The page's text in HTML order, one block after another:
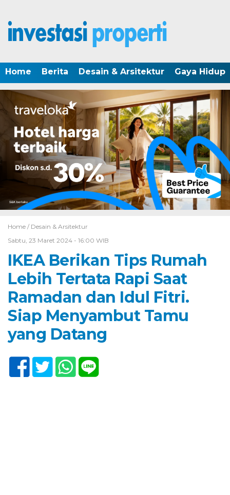
Home Berita Desain & Arsitektur Gaya Hidup
Home / Desain & Arsitektur
Sabtu, 23 Maret 2024 - 16:00 WIB
IKEA Berikan Tips Rumah
Lebih Tertata Rapi Saat
Ramadan dan Idul Fitri.
Siap Menyambut Tamu
yang Datang